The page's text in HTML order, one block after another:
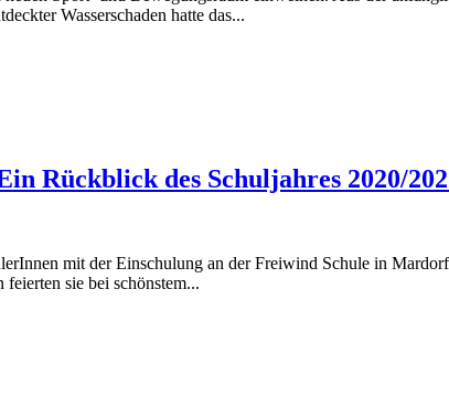
Wasserschaden hatte das...
Rückblick des Schuljahres 2020/
mit der Einschulung an der Freiwind Schule in Mardorf
sie bei schönstem...